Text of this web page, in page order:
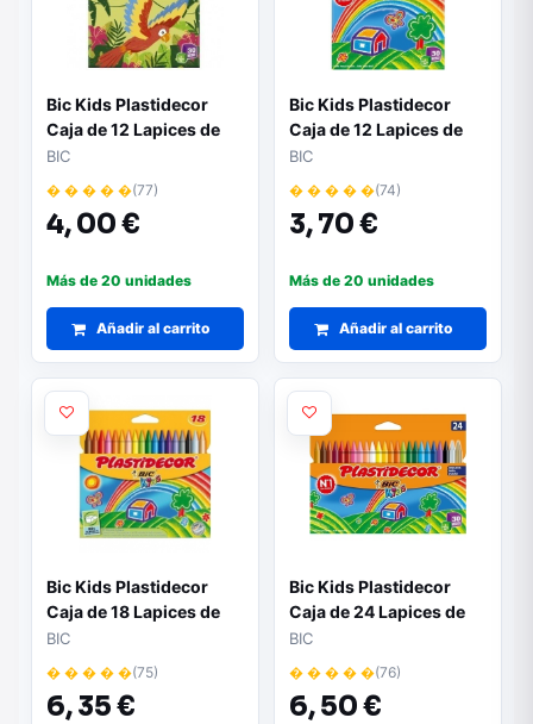
Bic Kids Plastidecor
Caja de 12 Lapices de
Cera - Colores Exoticos
- Extraresistentes -
Facil de Sacar Punta -
No Mancha
BIC
� � � � �(77)
4,00 €
Más de 20 unidades
Añadir al carrito
Bic Kids Plastidecor
Caja de 12 Lapices de
Cera - Extraresistentes
- Facil de Sacar Punta -
No Mancha
BIC
� � � � �(74)
3,70 €
Más de 20 unidades
Añadir al carrito
Bic Kids Plastidecor
Caja de 18 Lapices de
Cera - Extraresistentes
- Facil de Sacar Punta -
No Mancha
BIC
� � � � �(75)
6,35 €
Bic Kids Plastidecor
Caja de 24 Lapices de
Cera - Extraresistentes
- Facil de Sacar Punta -
No Mancha
BIC
� � � � �(76)
6,50 €